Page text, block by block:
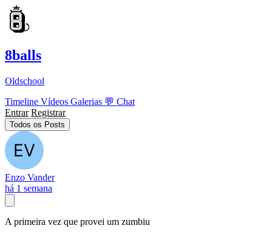
8balls
Oldschool
Timeline Vídeos Galerias 💬 Chat
Entrar Registrar
Todos os Posts
Enzo Vander
há 1 semana
A primeira vez que provei um zumbiu